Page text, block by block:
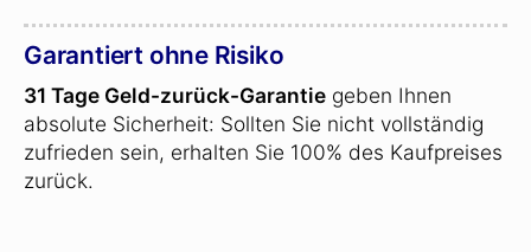
Garantiert ohne Risiko
31 Tage Geld-zurück-Garantie geben Ihnen
absolute Sicherheit: Sollten Sie nicht vollständig
zufrieden sein, erhalten Sie 100% des Kaufpreises
zurück.